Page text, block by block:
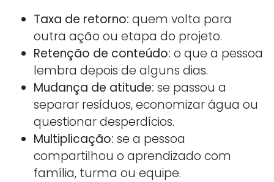
Taxa de retorno: quem volta para
outra ação ou etapa do projeto.
Retenção de conteúdo: o que a pessoa
lembra depois de alguns dias.
Mudança de atitude: se passou a
separar resíduos, economizar água ou
questionar desperdícios.
Multiplicação: se a pessoa
compartilhou o aprendizado com
família, turma ou equipe.